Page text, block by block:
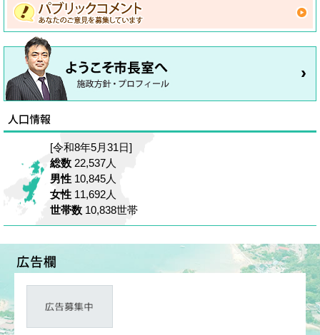
[令和8年5月31日]
総数 22,537人
男性 10,845人
女性 11,692人
世帯数 10,838世帯